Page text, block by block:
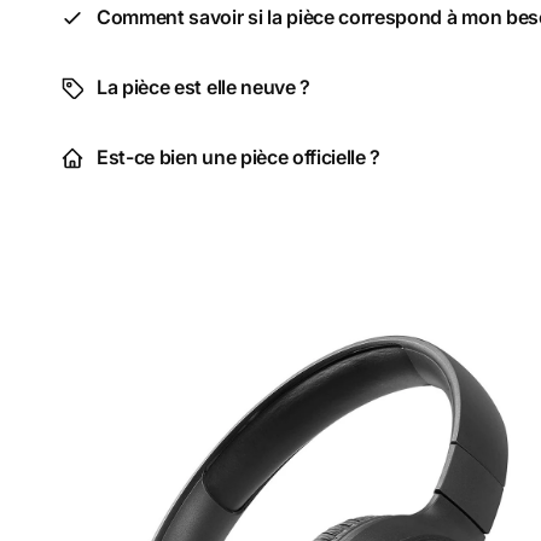
Comment savoir si la pièce correspond à mon
La pièce est elle neuve ?
Est-ce bien une pièce officielle ?